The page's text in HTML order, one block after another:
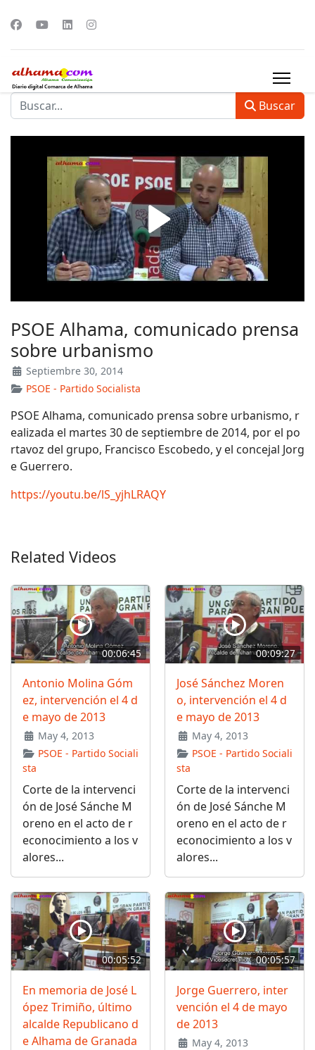
Buscar
PSOE Alhama, comunicado prensa
sobre urbanismo
Septiembre 30, 2014
PSOE - Partido Socialista
PSOE Alhama, comunicado prensa sobre urbanismo, r
ealizada el martes 30 de septiembre de 2014, por el po
rtavoz del grupo, Francisco Escobedo, y el concejal Jorg
e Guerrero.
https://youtu.be/lS_yjhLRAQY
Related Videos
00:06:45
Antonio Molina Góm
ez, intervención el 4 d
e mayo de 2013
May 4, 2013
PSOE - Partido Sociali
sta
Corte de la intervenci
ón de José Sánche M
oreno en el acto de r
econocimiento a los v
alores...
00:09:27
José Sánchez Moren
o, intervención el 4 d
e mayo de 2013
May 4, 2013
PSOE - Partido Sociali
sta
Corte de la intervenci
ón de José Sánche M
oreno en el acto de r
econocimiento a los v
alores...
00:05:52
En memoria de José L
ópez Trimiño, último
alcalde Republicano d
e Alhama de Granada
00:05:57
Jorge Guerrero, inter
vención el 4 de mayo
de 2013
May 4, 2013